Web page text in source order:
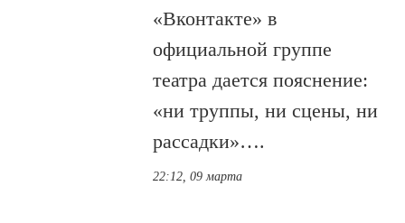
«Вконтакте» в
официальной группе
театра дается пояснение:
«ни труппы, ни сцены, ни
рассадки»….
22:12, 09 марта